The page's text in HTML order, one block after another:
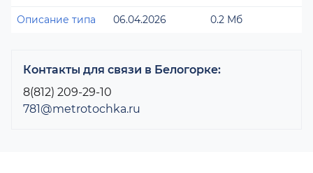
Описание типа 06.04.2026 0.2 Мб
Контакты для связи в Белогорке:
8(812) 209-29-10
781@metrotochka.ru